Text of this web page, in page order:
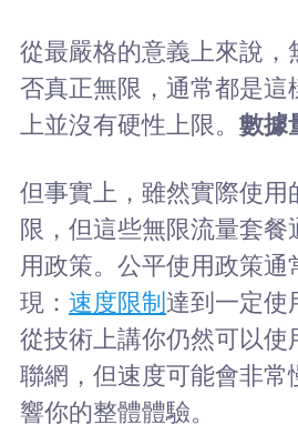
從最嚴格的意義上來說，
否真正無限，通常都是這
上並沒有硬性上限。 數據
但事實上，雖然實際使用
限，但這些無限流量套餐
用政策。公平使用政策通
現： 速度限制 達到一定
從技術上講你仍然可以使
聯網，但速度可能會非常
響你的整體體驗。